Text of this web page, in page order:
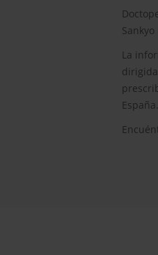
Sankyo
La
España.